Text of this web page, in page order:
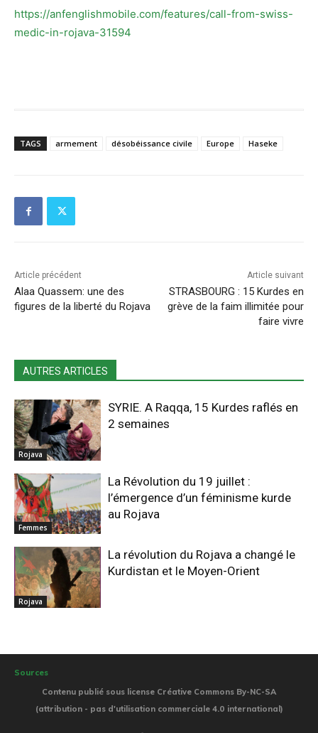
https://anfenglishmobile.com/features/call-from-swiss-
medic-in-rojava-31594
TAGS armement désobéissance civile Europe Haseke
Article précédent
Alaa Quassem: une des
figures de la liberté du Rojava
Article suivant
STRASBOURG : 15 Kurdes en
grève de la faim illimitée pour
faire vivre
AUTRES ARTICLES
Rojava
SYRIE. A Raqqa, 15 Kurdes raflés en
2 semaines
Femmes
La Révolution du 19 juillet :
l’émergence d’un féminisme kurde
au Rojava
Rojava
La révolution du Rojava a changé le
Kurdistan et le Moyen-Orient
Sources
Contenu publié sous license Créative Commons By-NC-SA
(attribution - pas d'utilisation commerciale 4.0 international)